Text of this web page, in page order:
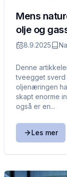
Mens
olje og
8.9.2025
Denne
tveegget sverd
oljenæringen
skapt enorme
også er en...
Les mer